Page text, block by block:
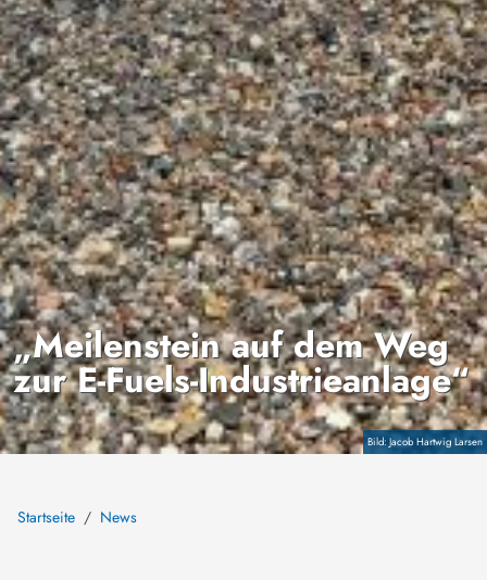
CopyrightJacob Hartwig Larsen
„Meilenstein auf dem Weg
zur E-Fuels-Industrieanlage“
Startseite News